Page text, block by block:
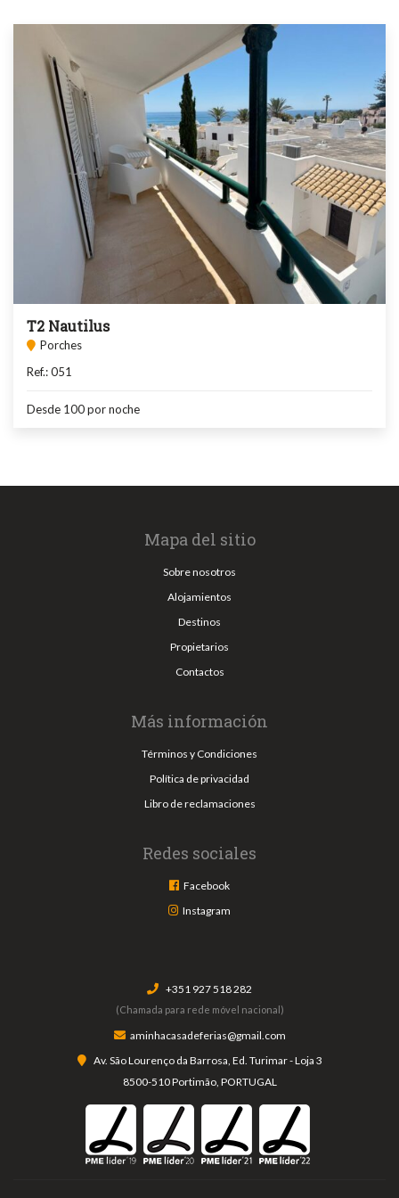
T2 Nautilus
Porches
Ref.: 051
Desde 100por noche
Mapa del sitio
Sobre nosotros
Alojamientos
Destinos
Propietarios
Contactos
Más información
Términos y Condiciones
Política de privacidad
Libro de reclamaciones
Redes sociales
Facebook
Instagram
+351 927 518 282
(Chamada para rede móvel nacional)
aminhacasadeferias@gmail.com
Av. São Lourenço da Barrosa, Ed. Turimar - Loja 3
8500-510 Portimão, PORTUGAL